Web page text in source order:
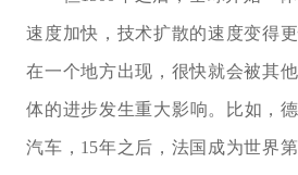
速度加快，技术扩散的速度变得
在一个地方出现，很快就会被其
体的进步发生重大影响。比如，
汽车，15年之后，法国成为世界